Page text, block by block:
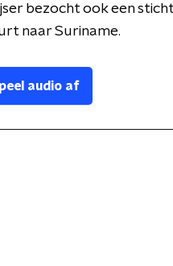
bezocht ook een
naar Suriname.
audio af